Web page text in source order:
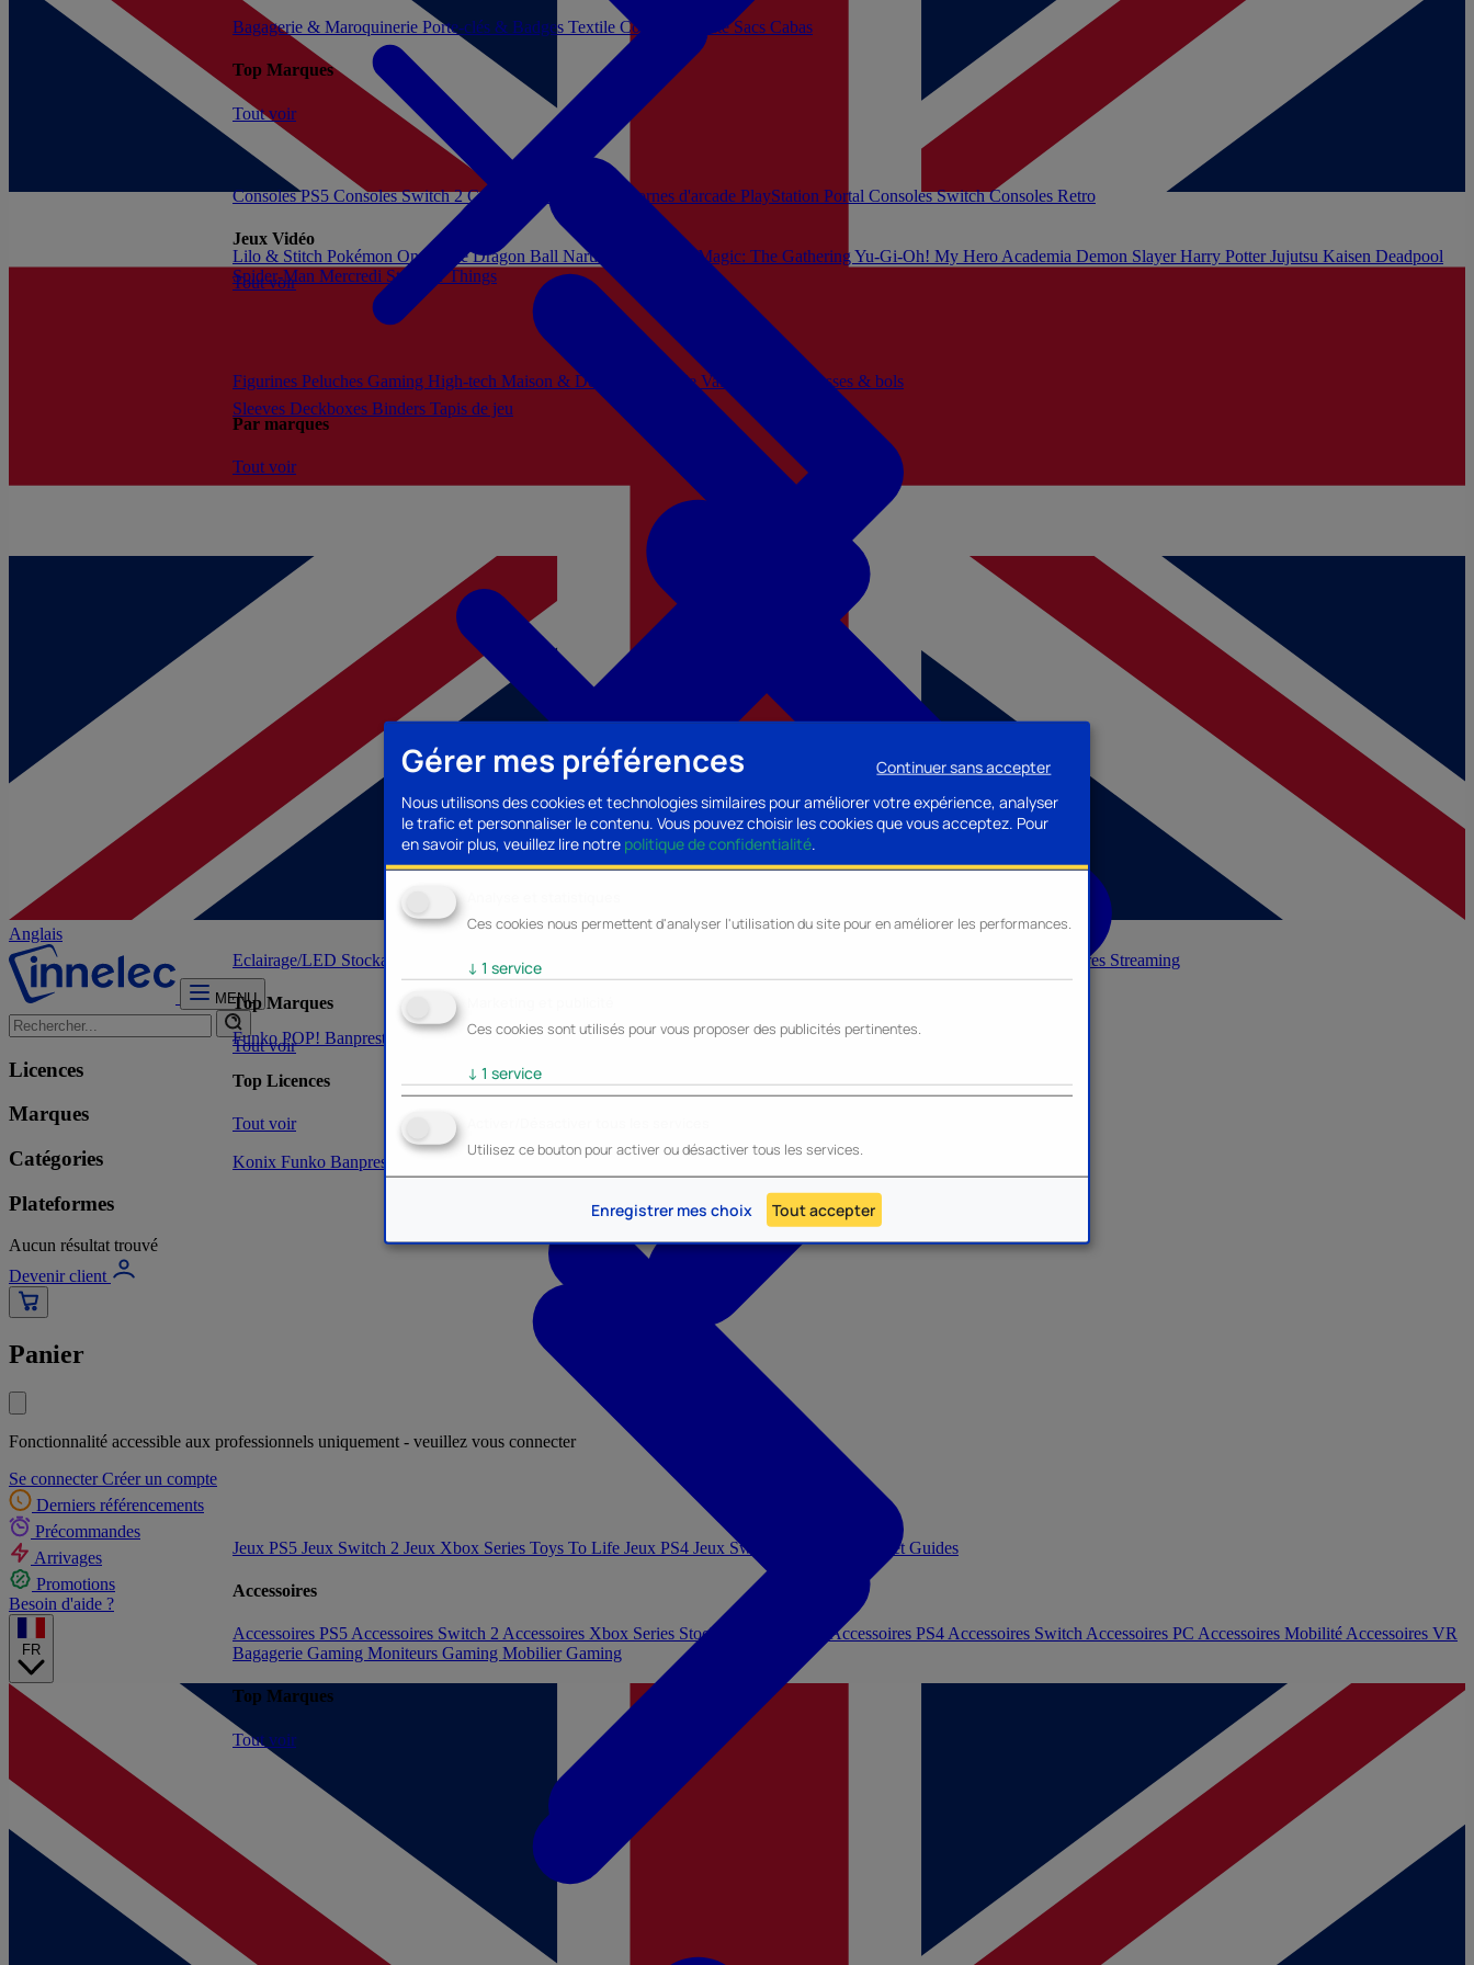
Gérer mes préférences
Nous utilisons des cookies et technologies similaires pour améliorer votre expérience, analyser
le trafic et personnaliser le contenu. Vous pouvez choisir les cookies que vous acceptez. Pour
en savoir plus, veuillez lire notre politique de confidentialité.
Ces cookies nous permettent d'analyser l'utilisation du site pour en améliorer les performances.
↓ 1 service
Ces cookies sont utilisés pour vous proposer des publicités pertinentes.
↓ 1 service
Utilisez ce bouton pour activer ou désactiver tous les services.
Continuer sans accepter
Enregistrer mes choix Tout accepter
Anglais
MENU
Licences
Marques
Catégories
Plateformes
Aucun résultat trouvé
Devenir client
Panier
Fonctionnalité accessible aux professionnels uniquement - veuillez vous connecter
Se connecter Créer un compte
Derniers référencements
Précommandes
Arrivages
Promotions
Besoin d'aide ?
FR
Figurines Peluches Gaming High-tech Maison & Décoration ModeVaisselle Mugs, tasses & bols
Par marques
Tout voir
Konix Funko Banpresto NOUVEAU - Heroes Inc.
Consoles PS5 Consoles Switch 2Consoles Xbox Series Bornes d'arcade PlayStation Portal Consoles SwitchConsoles Retro
Jeux Vidéo
Tout voir
Jeux PS5 Jeux Switch 2 Jeux Xbox Series Toys To Life Jeux PS4 Jeux Switch Livres et Guides
Accessoires
Accessoires PS5 Accessoires Switch 2 Accessoires Xbox Series Stockage et Mémoire Accessoires PS4 Accessoires Switch Accessoires PC Accessoires Mobilité Accessoires VR
Bagagerie Gaming Moniteurs Gaming Mobilier Gaming
Top Marques
Tout voir
Bagagerie & Maroquinerie Porte-clés & Badges Textile Cosplay BeautéSacs Cabas
Top Marques
Tout voir
Funko POP! Banpresto Plastoy StorLyoEnescoCerdaMighty Jaxx
Top Licences
Tout voir
Sleeves Deckboxes Binders Tapis de jeu
Eclairage/LED Stockage/Mémoire Accessoires PC Accessoires Streaming
Top Marques
Tout voir
Lilo & Stitch Pokémon One PieceDragon Ball Naruto Hello KittyMagic: The Gathering Yu-Gi-Oh! My Hero Academia Demon SlayerHarry PotterJujutsu Kaisen Deadpool
Spider-Man Mercredi Stranger Things